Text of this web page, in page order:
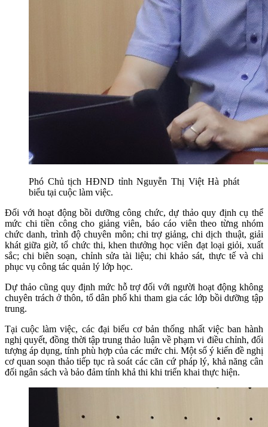
Phó Chủ tịch HĐND tỉnh Nguyễn Thị Việt Hà phát
biểu tại cuộc làm việc.
Đối với hoạt động bồi dưỡng công chức, dự thảo quy định cụ thể
mức chi tiền công cho giảng viên, báo cáo viên theo từng nhóm
chức danh, trình độ chuyên môn; chi trợ giảng, chi dịch thuật, giải
khát giữa giờ, tổ chức thi, khen thưởng học viên đạt loại giỏi, xuất
sắc; chi biên soạn, chỉnh sửa tài liệu; chi khảo sát, thực tế và chi
phục vụ công tác quản lý lớp học.
Dự thảo cũng quy định mức hỗ trợ đối với người hoạt động không
chuyên trách ở thôn, tổ dân phố khi tham gia các lớp bồi dưỡng tập
trung.
Tại cuộc làm việc, các đại biểu cơ bản thống nhất việc ban hành
nghị quyết, đồng thời tập trung thảo luận về phạm vi điều chỉnh, đối
tượng áp dụng, tính phù hợp của các mức chi. Một số ý kiến đề nghị
cơ quan soạn thảo tiếp tục rà soát các căn cứ pháp lý, khả năng cân
đối ngân sách và bảo đảm tính khả thi khi triển khai thực hiện.